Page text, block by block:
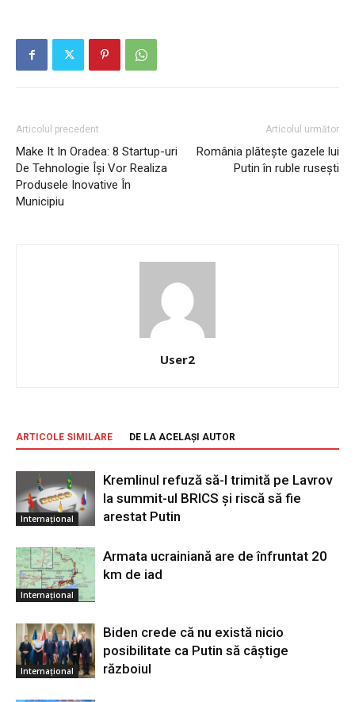
Articolul precedent
Make It In Oradea: 8 Startup-uri
De Tehnologie Își Vor Realiza
Produsele Inovative În
Municipiu
Articolul următor
România plătește gazele lui
Putin în ruble rusești
User2
ARTICOLE SIMILARE DE LA ACELAȘI AUTOR
Internațional
Kremlinul refuză să-l trimită pe Lavrov
la summit-ul BRICS și riscă să fie
arestat Putin
Internațional
Armata ucrainiană are de înfruntat 20
km de iad
Internațional
Biden crede că nu există nicio
posibilitate ca Putin să câştige
războiul